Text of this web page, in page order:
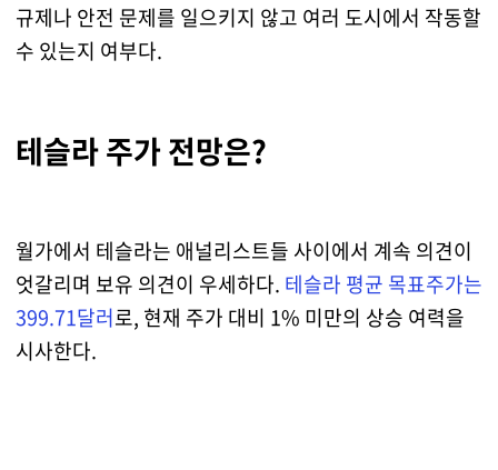
규제나 안전 문제를 일으키지 않고 여러 도시에서 작동할
수 있는지 여부다.
테슬라 주가 전망은?
월가에서 테슬라는 애널리스트들 사이에서 계속 의견이
엇갈리며 보유 의견이 우세하다. 테슬라 평균 목표주가는
399.71달러로, 현재 주가 대비 1% 미만의 상승 여력을
시사한다.